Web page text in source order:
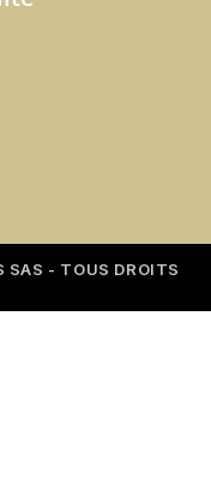
SAS - TOUS DROITS